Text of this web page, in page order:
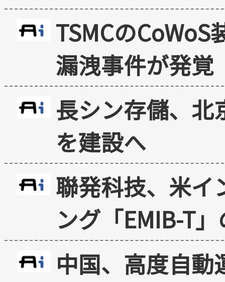
TSMCの
漏洩事件が発覚
長シン存儲、北
を建設へ
聯発科技、米イ
ング「EMIB-T
中国、高度自